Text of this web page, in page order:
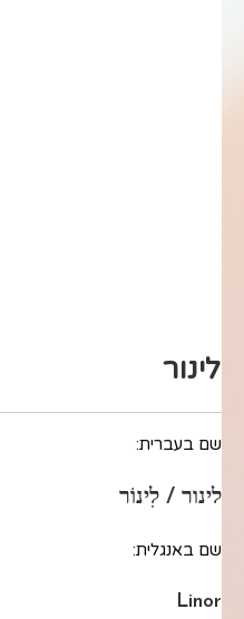
לינור
שם בעברית:
לינור / לִינוֹר
שם באנגלית:
Linor